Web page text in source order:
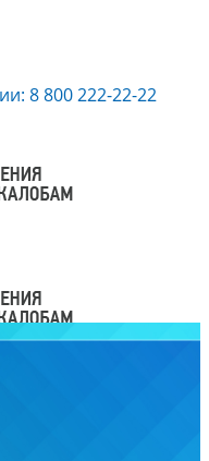
8 800 222-22-22